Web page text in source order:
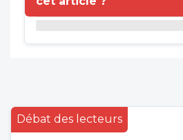
Débat des lecteurs